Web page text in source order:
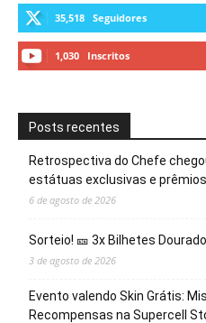
35,518 Seguidores
1,030 Inscritos
Posts recentes
Retrospectiva do Chefe
estátuas exclusivas e
6 de agosto de 2026
Sorteio! 🎫 3x Bilhetes
3 de agosto de 2026
Evento valendo Skin Grátis:
Recompensas na Supercell